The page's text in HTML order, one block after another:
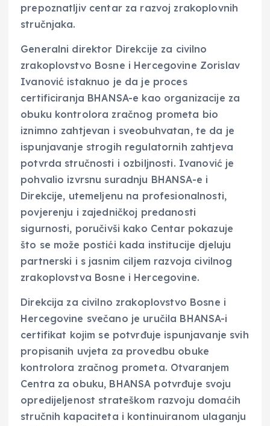
prepoznatljiv centar za razvoj zrakoplovnih
stručnjaka.
Generalni direktor Direkcije za civilno
zrakoplovstvo Bosne i Hercegovine Zorislav
Ivanović istaknuo je da je proces
certificiranja BHANSA-e kao organizacije za
obuku kontrolora zračnog prometa bio
iznimno zahtjevan i sveobuhvatan, te da je
ispunjavanje strogih regulatornih zahtjeva
potvrda stručnosti i ozbiljnosti. Ivanović je
pohvalio izvrsnu suradnju BHANSA-e i
Direkcije, utemeljenu na profesionalnosti,
povjerenju i zajedničkoj predanosti
sigurnosti, poručivši kako Centar pokazuje
što se može postići kada institucije djeluju
partnerski i s jasnim ciljem razvoja civilnog
zrakoplovstva Bosne i Hercegovine.
Direkcija za civilno zrakoplovstvo Bosne i
Hercegovine svečano je uručila BHANSA-i
certifikat kojim se potvrđuje ispunjavanje svih
propisanih uvjeta za provedbu obuke
kontrolora zračnog prometa. Otvaranjem
Centra za obuku, BHANSA potvrđuje svoju
opredijeljenost strateškom razvoju domaćih
stručnih kapaciteta i kontinuiranom ulaganju